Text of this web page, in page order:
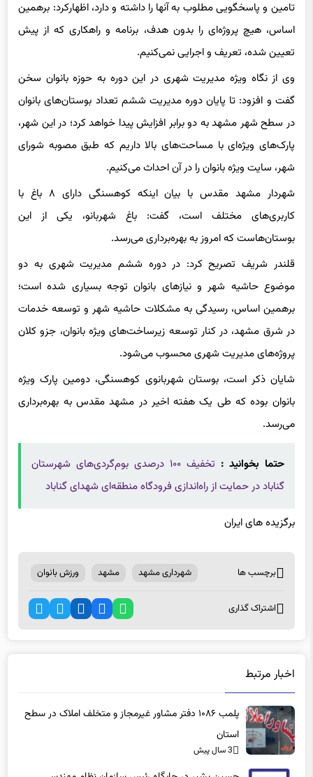
تامین و پاسخگویی مطلوب به آنها را داشته و دارد، اظهارکرد: برهمین
اساس، هیچ پروژه‌ای را بدون هدف، برنامه و راهکاری که از پیش
تعیین شده، تعریف و اجرایی نمی‌کنیم.
وی از نگاه ویژه مدیریت شهری در این دوره به حوزه بانوان سخن
گفت و افزود: تا پایان دوره مدیریت ششم تعداد بوستان‌های بانوان
در سطح شهر مشهد به دو برابر افزایش پیدا خواهد کرد؛ در این شهر،
پارک‌های ویژه‌ای با مساحت‌های بالا داریم که طبق مصوبه شورای
شهر، سایت ویژه بانوان را در آن احداث می‌کنیم.
شهردار مشهد مقدس با بیان اینکه کوهسنگی دارای ۸ باغ با
کاربری‌های مختلف است، گفت: باغ شهربانو، یکی از این
بوستان‌هاست که امروز به بهره‌برداری می‌رسد.
قلندر شریف تصریح کرد: در دوره ششم مدیریت شهری به دو
موضوع حاشیه شهر و نیازهای بانوان توجه بسیاری شده است؛
برهمین اساس، رسیدگی به مشکلات حاشیه شهر و توسعه خدمات
در شرق مشهد، در کنار توسعه زیرساخت‌های ویژه بانوان، جزو کلان
پروژه‌های مدیریت شهری محسوب می‌شود.
شایان ذکر است، بوستان شهربانوی کوهسنگی، دومین پارک ویژه
بانوان بوده که طی یک هفته اخیر در مشهد مقدس به بهره‌برداری
می‌رسد.
حتما بخوانید :
تخفیف ۱۰۰ درصدی بوم‌گردی‌های شهرستان
گناباد در حمایت از راه‌اندازی فرودگاه منطقه‌ای شهدای گناباد
برگزیده های ایران
برچسب ها شهرداری مشهد مشهد ورزش بانوان
اشتراک گذاری
اخبار مرتبط
پلمب ۱۰۸۶ دفتر مشاور غیرمجاز و متخلف املاک در سطح
استان
3 سال پیش